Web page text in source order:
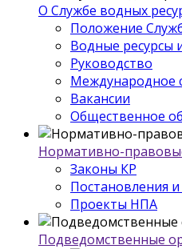
О Службе водных
Положение
Водные ресурсы
Руководство
Международное
Вакансии
Общественное
Нормативно-
Законы КР
Постановления
Проекты НПА
Подведомственные